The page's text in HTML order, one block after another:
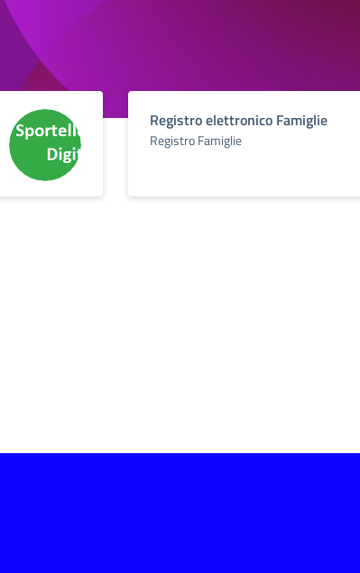
Registro elettronico Famiglie
Registro Famiglie